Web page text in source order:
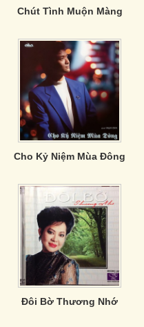
Chút Tình Muộn Màng
Cho Kỷ Niệm Mùa Đông
Đôi Bờ Thương Nhớ